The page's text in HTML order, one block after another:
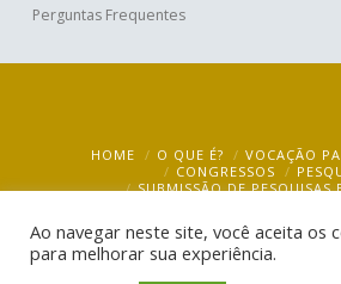
Perguntas Frequentes
HOME O QUE É?
VOCAÇÃO
CONGRESSOS
SUBMISSÃO DE PESQUISAS
BLOG
UDV Ciência @ 2019
Ao navegar neste site, você aceita os
para melhorar sua experiência.